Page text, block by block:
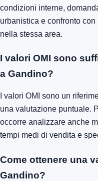
condizioni interne,
urbanistica e confronto
nella stessa area.
I valori OMI sono
a Gandino?
I valori OMI sono un
una valutazione puntuale.
occorre analizzare anche
tempi medi di vendita e
Come ottenere una
Gandino?